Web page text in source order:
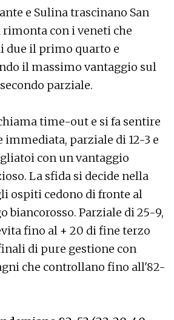
e Sulina trascinano San
con i veneti che
due il primo quarto e
il massimo vantaggio sul
parziale.
time-out e si fa sentire
immediata, parziale di 12-3 e
con un vantaggio
La sfida si decide nella
ospiti cedono di fronte al
biancorosso. Parziale di 25-9,
fino al + 20 di fine terzo
di pure gestione con
che controllano fino all'82-